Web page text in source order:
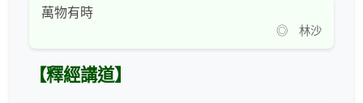
萬物有時
◎ 林沙
【釋經講道】